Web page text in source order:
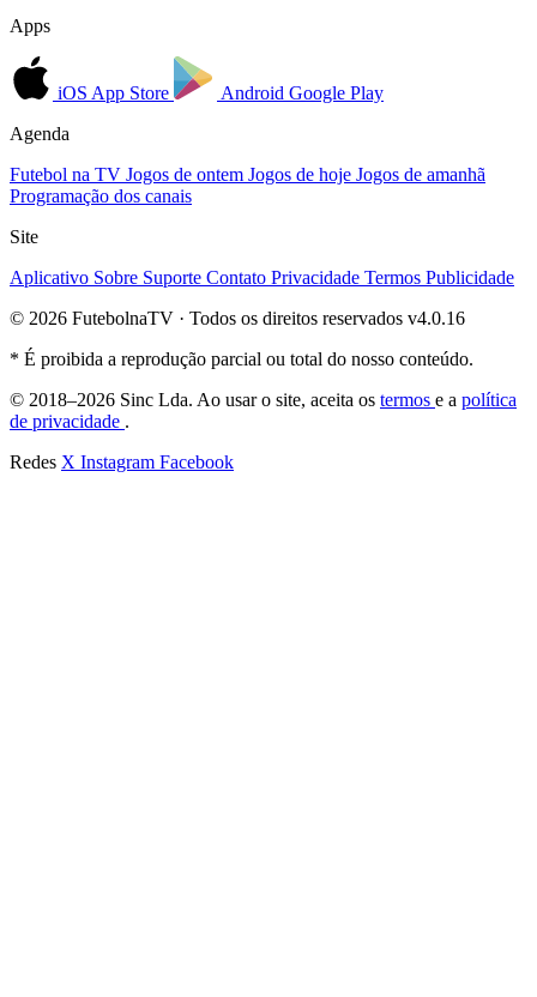
Apps
iOS App Store Android Google Play
Agenda
Futebol na TV Jogos de ontem Jogos de hoje Jogos de amanhã
Programação dos canais
Site
Aplicativo Sobre Suporte Contato Privacidade Termos Publicidade
© 2026 FutebolnaTV · Todos os direitos reservados v4.0.16
* É proibida a reprodução parcial ou total do nosso conteúdo.
© 2018–2026 Sinc Lda. Ao usar o site, aceita os termos e a política
de privacidade .
Redes X Instagram Facebook